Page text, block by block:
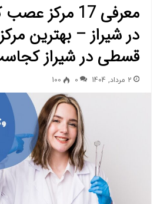
معرفی 17
در شیراز – بهترین
قسطی در شیراز
2 مرداد, 1404 0
100